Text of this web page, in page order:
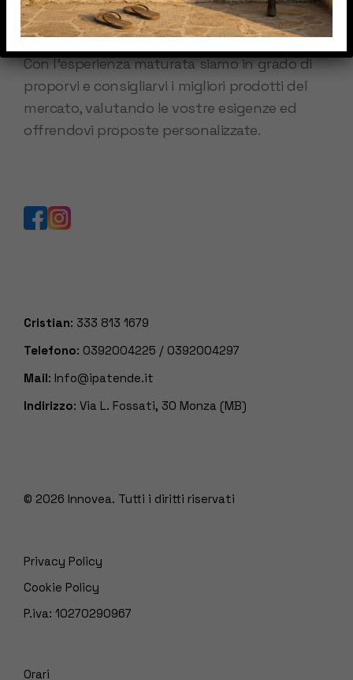
IPA TENDE S.r.l.s.
Con l’esperienza maturata siamo in grado di
proporvi e consigliarvi i migliori prodotti del
mercato, valutando le vostre esigenze ed
offrendovi proposte personalizzate.
Cristian: 333 813 1679
Telefono: 0392004225 / 0392004297
Mail: Info@ipatende.it
Indirizzo: Via L. Fossati, 30 Monza (MB)
© 2026 Innovea. Tutti i diritti riservati
Privacy Policy
Cookie Policy
P.iva: 10270290967
Orari